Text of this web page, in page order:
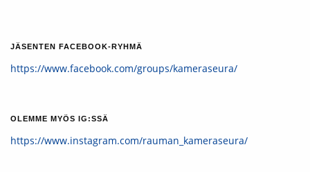
JÄSENTEN FACEBOOK-RYHMÄ
https://www.facebook.com/groups/kameraseura/
OLEMME MYÖS IG:SSÄ
https://www.instagram.com/rauman_kameraseura/